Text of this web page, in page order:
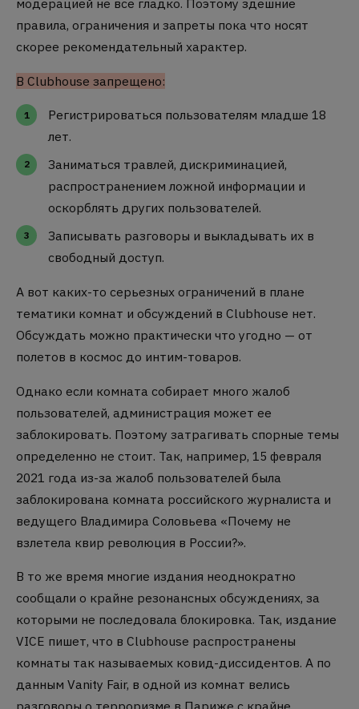
правила, ограничения и запреты пока что носят
скорее рекомендательный характер.
В Clubhouse запрещено:
Регистрироваться пользователям младше 18
лет.
Заниматься травлей, дискриминацией,
распространением ложной информации и
оскорблять других пользователей.
Записывать разговоры и выкладывать их в
свободный доступ.
А вот каких-то серьезных ограничений в плане
тематики комнат и обсуждений в Clubhouse нет.
Обсуждать можно практически что угодно — от
полетов в космос до интим-товаров.
Однако если комната собирает много жалоб
пользователей, администрация может ее
заблокировать. Поэтому затрагивать спорные темы
определенно не стоит. Так, например, 15 февраля
2021 года из-за жалоб пользователей была
заблокирована комната российского журналиста и
ведущего Владимира Соловьева «Почему не
взлетела квир революция в России?».
В то же время многие издания неоднократно
сообщали о крайне резонансных обсуждениях, за
которыми не последовала блокировка. Так, издание
VICE пишет, что в Clubhouse распространены
комнаты так называемых ковид-диссидентов. А по
данным Vanity Fair, в одной из комнат велись